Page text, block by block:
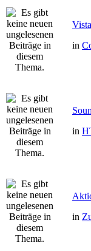
in
in
in